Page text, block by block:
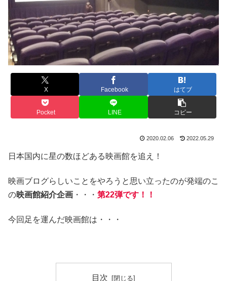
X Facebook はてブ
Pocket LINE コピー
2020.02.06 2022.05.29
日本国内に星の数ほどある映画館を追え！
映画ブログらしいことをやろうと思い立ったのが発端のこ
の映画館紹介企画 ・・・ 第22弾です！！
今回足を運んだ映画館は・・・
目次